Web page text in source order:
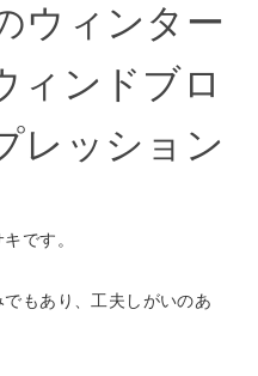
ウィンター
ンドブロ
レッション
です。
もあり、工夫しがいのあ